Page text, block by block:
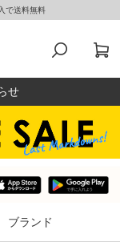
で送料無料
せ
ブランド